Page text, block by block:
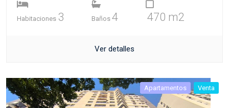
Habitaciones 3 Baños 4 470 m2
Ver detalles
Apartamentos Venta